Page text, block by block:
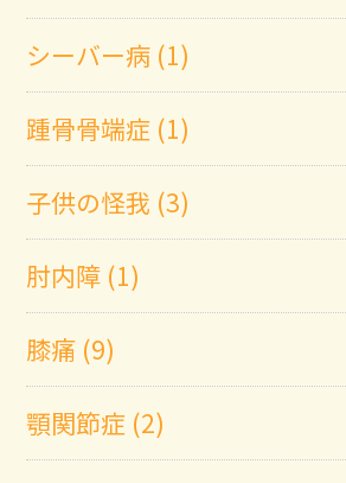
シーバー病 (1)
踵骨骨端症 (1)
子供の怪我 (3)
肘内障 (1)
膝痛 (9)
顎関節症 (2)